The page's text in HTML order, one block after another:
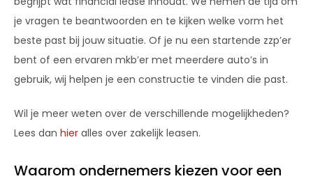
je vragen te beantwoorden en te kijken welke vorm het
beste past bij jouw situatie. Of je nu een startende zzp’er
bent of een ervaren mkb’er met meerdere auto’s in
gebruik, wij helpen je een constructie te vinden die past.
Wil je meer weten over de verschillende mogelijkheden?
Lees dan hier alles over zakelijk leasen.
Waarom ondernemers kiezen voor een